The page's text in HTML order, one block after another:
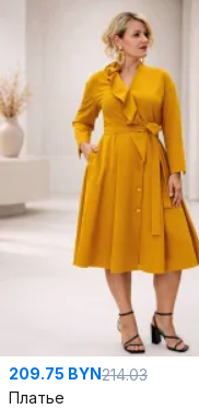
209.75 BYN214.03
Платье